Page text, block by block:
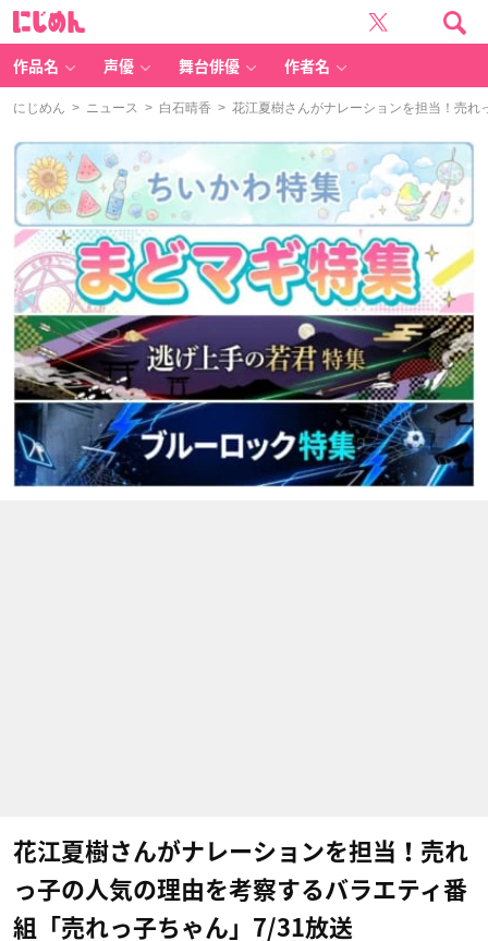
作品名 声優 舞台俳優 作者名
にじめん > ニュース > 白石晴香 > 花江夏樹さんがナレーションを担当！売れ
花江夏樹さんがナレーションを担当！売れ
っ子の人気の理由を考察するバラエティ番
組「売れっ子ちゃん」7/31放送